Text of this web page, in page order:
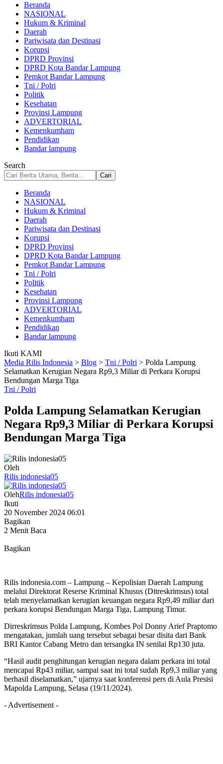
Beranda
NASIONAL
Hukum & Kriminal
Daerah
Pariwisata dan Destinasi
Korupsi
DPRD Provinsi
DPRD Kota Bandar Lampung
Pemkot Bandar Lampung
Tni / Polri
Politik
Kesehatan
Provinsi Lampung
ADVERTORIAL
Kemenkumham
Pendidikan
Bandar lampung
Search
Beranda
NASIONAL
Hukum & Kriminal
Daerah
Pariwisata dan Destinasi
Korupsi
DPRD Provinsi
DPRD Kota Bandar Lampung
Pemkot Bandar Lampung
Tni / Polri
Politik
Kesehatan
Provinsi Lampung
ADVERTORIAL
Kemenkumham
Pendidikan
Bandar lampung
Ikuti KAMI
Media Rilis Indonesia > Blog > Tni / Polri > Polda Lampung
Selamatkan Kerugian Negara Rp9,3 Miliar di Perkara Korupsi
Bendungan Marga Tiga
Tni / Polri
Polda Lampung Selamatkan Kerugian
Negara Rp9,3 Miliar di Perkara Korupsi
Bendungan Marga Tiga
Oleh
Rilis indonesia05
OlehRilis indonesia05
Ikuti
20 November 2024 06:01
Bagikan
2 Menit Baca
Bagikan
Rilis indonesia.com – Lampung – Kepolisian Daerah Lampung
melalui Direktorat Reserse Kriminal Khusus (Ditreskrimsus) total
telah menyelamatkan kerugian keuangan negara Rp9,49 miliar dari
perkara korupsi Bendungan Marga Tiga, Lampung Timur.
Dirreskrimsus Polda Lampung, Kombes Pol Donny Arief Praptomo
mengatakan, jumlah uang tersebut sebagai besar disita dari Bank
BRI Kantor Cabang Metro dan tersangka IN senilai Rp130 juta.
“Hasil audit penghitungan kerugian negara dalam perkara ini total
mencapai Rp43 miliar, sampai saat ini total sudah Rp9,3 miliar yang
berhasil diselamatkan,” ujarnya saat konferensi pers di Aula Presisi
Mapolda Lampung, Selasa (19/11/2024).
- Advertisement -